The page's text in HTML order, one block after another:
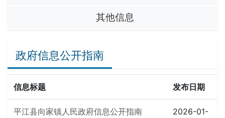
其他信息
政府信息公开指南
信息标题 发布日期
平江县向家镇人民政府信息公开指南
2026-01-